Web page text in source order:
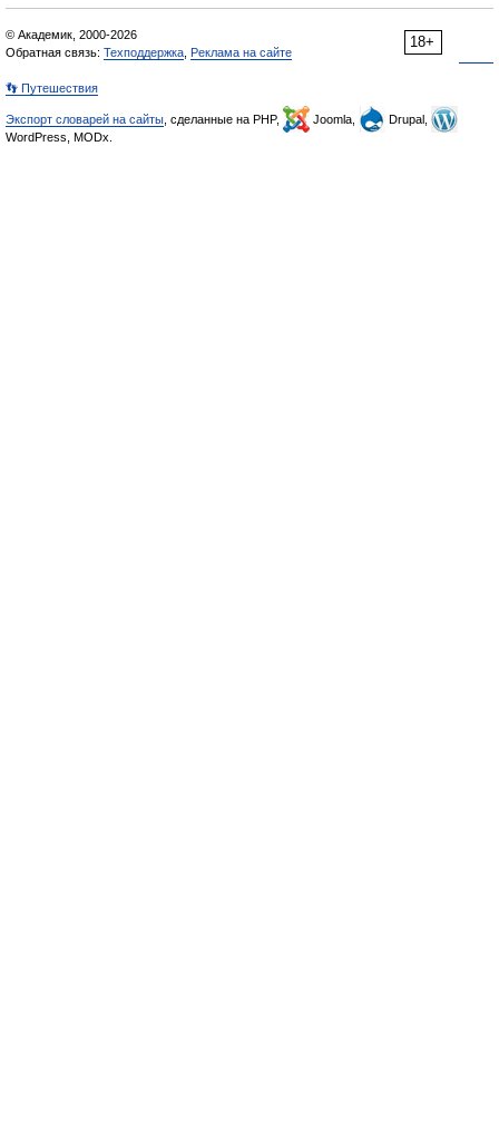
18+
© Академик, 2000-2026
Обратная связь: Техподдержка Реклама на сайте
👣 Путешествия
Экспорт словарей на сайты , сделанные на PHP, Joomla,
Drupal,
WordPress, MODx.